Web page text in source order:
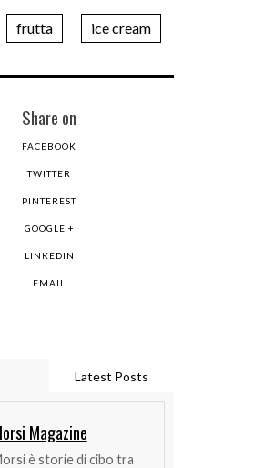
frutta ice cream
Share on
FACEBOOK
TWITTER
PINTEREST
GOOGLE +
LINKEDIN
EMAIL
Latest Posts
Magazine
è storie di cibo tra